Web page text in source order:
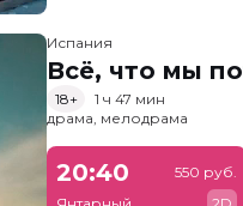
Испания
Всё, что мы
18+
1 ч 47 мин
драма, мелодрама
20:40
550 руб.